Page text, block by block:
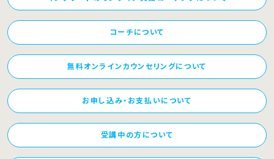
コーチについて
無料オンラインカウンセリングについて
お申し込み・お支払いについて
受講中の方について